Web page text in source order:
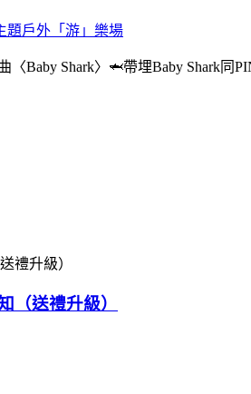
〈Baby Shark〉🦈帶埋Baby Shark
（送禮升級）